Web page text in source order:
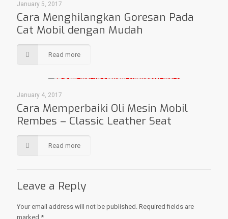
January 5, 2017
Cara Menghilangkan Goresan Pada
Cat Mobil dengan Mudah
Read more
January 4, 2017
Cara Memperbaiki Oli Mesin Mobil
Rembes – Classic Leather Seat
Read more
Leave a Reply
Your email address will not be published. Required fields are
marked *